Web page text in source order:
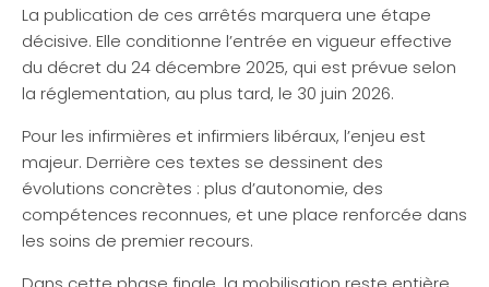
La publication de ces arrêtés marquera une étape
décisive. Elle conditionne l’entrée en vigueur effective
du décret du 24 décembre 2025, qui est prévue selon
la réglementation, au plus tard, le 30 juin 2026.
Pour les infirmières et infirmiers libéraux, l’enjeu est
majeur. Derrière ces textes se dessinent des
évolutions concrètes : plus d’autonomie, des
compétences reconnues, et une place renforcée dans
les soins de premier recours.